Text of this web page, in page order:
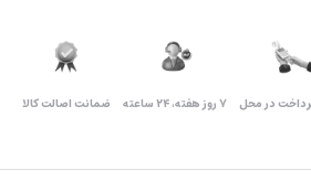
در محل ۷ روز ﻫﻔﺘﻪ، ۲۴ ﺳﺎﻋﺘﻪ ضمانت اصالت کالا